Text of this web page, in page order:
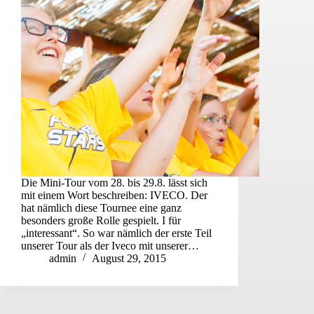
Die Mini-Tour vom 28. bis 29.8. lässt sich
mit einem Wort beschreiben: IVECO. Der
hat nämlich diese Tournee eine ganz
besonders große Rolle gespielt. I für
„interessant“. So war nämlich der erste Teil
unserer Tour als der Iveco mit unserer…
admin
August 29, 2015